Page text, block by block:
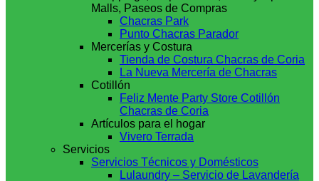
Malls, Paseos de Compras
Chacras Park
Punto Chacras Parador
Mercerías y Costura
Tienda de Costura Chacras de Coria
La Nueva Mercería de Chacras
Cotillón
Feliz Mente Party Store Cotillón
Chacras de Coria
Artículos para el hogar
Vivero Terrada
Servicios
Servicios Técnicos y Domésticos
Lulaundry – Servicio de Lavandería